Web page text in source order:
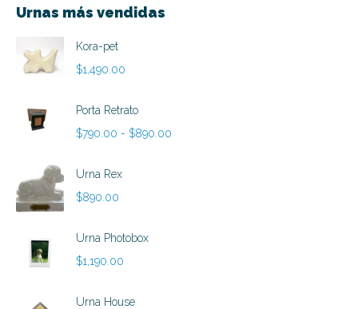
Urnas más vendidas
Kora-pet
$1,490.00
Porta Retrato
$790.00 - $890.00
Urna Rex
$890.00
Urna Photobox
$1,190.00
Urna House